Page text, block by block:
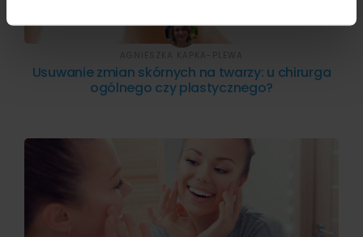
otrzymanymi od Ciebie lub uzyskanymi podczas
korzystania z ich usług.
Usuwanie zmian skórnych na twarzy: u chirurga
ogólnego czy plastycznego?